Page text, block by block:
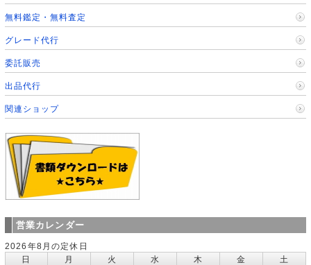
無料鑑定・無料査定
グレード代行
委託販売
出品代行
関連ショップ
営業カレンダー
2026年8月の定休日
日
月 火 水 木 金
土